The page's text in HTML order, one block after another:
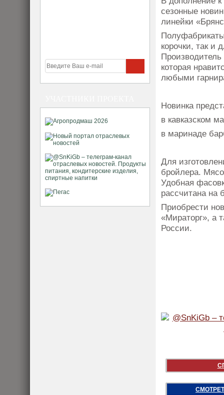
сезонные
линейки
корочки, так и
которая
любыми
Новинка
в кавказском
в маринаде
Для
бройлера.
Удобная
рассчитана
Приобрести
«Мираторг», а
России.